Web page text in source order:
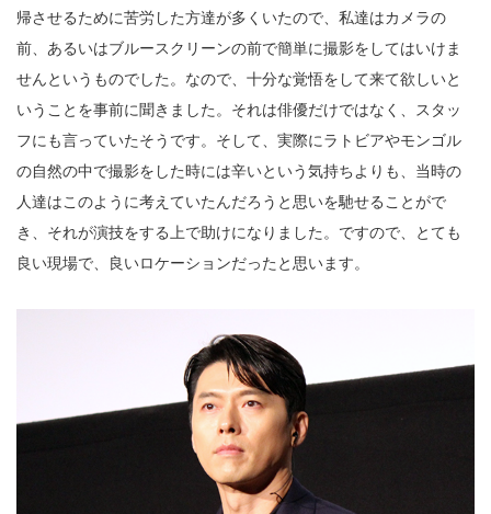
帰させるために苦労した方達が多くいたので、私達はカメラの
前、あるいはブルースクリーンの前で簡単に撮影をしてはいけま
せんというものでした。なので、十分な覚悟をして来て欲しいと
いうことを事前に聞きました。それは俳優だけではなく、スタッ
フにも言っていたそうです。そして、実際にラトビアやモンゴル
の自然の中で撮影をした時には辛いという気持ちよりも、当時の
人達はこのように考えていたんだろうと思いを馳せることがで
き、それが演技をする上で助けになりました。ですので、とても
良い現場で、良いロケーションだったと思います。